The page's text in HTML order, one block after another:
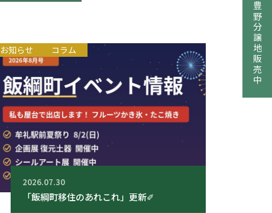
お知らせ コラム
2026.07.30
「飯綱町移住のあれこれ」更新✐
豊野分譲地販売中